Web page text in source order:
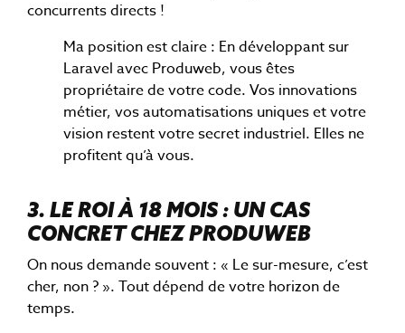
concurrents directs !
Ma position est claire : En développant sur
Laravel avec Produweb, vous êtes
propriétaire de votre code. Vos innovations
métier, vos automatisations uniques et votre
vision restent votre secret industriel. Elles ne
profitent qu’à vous.
3. LE ROI À 18 MOIS : UN CAS
CONCRET CHEZ PRODUWEB
On nous demande souvent : « Le sur-mesure, c’est
cher, non ? ». Tout dépend de votre horizon de
temps.